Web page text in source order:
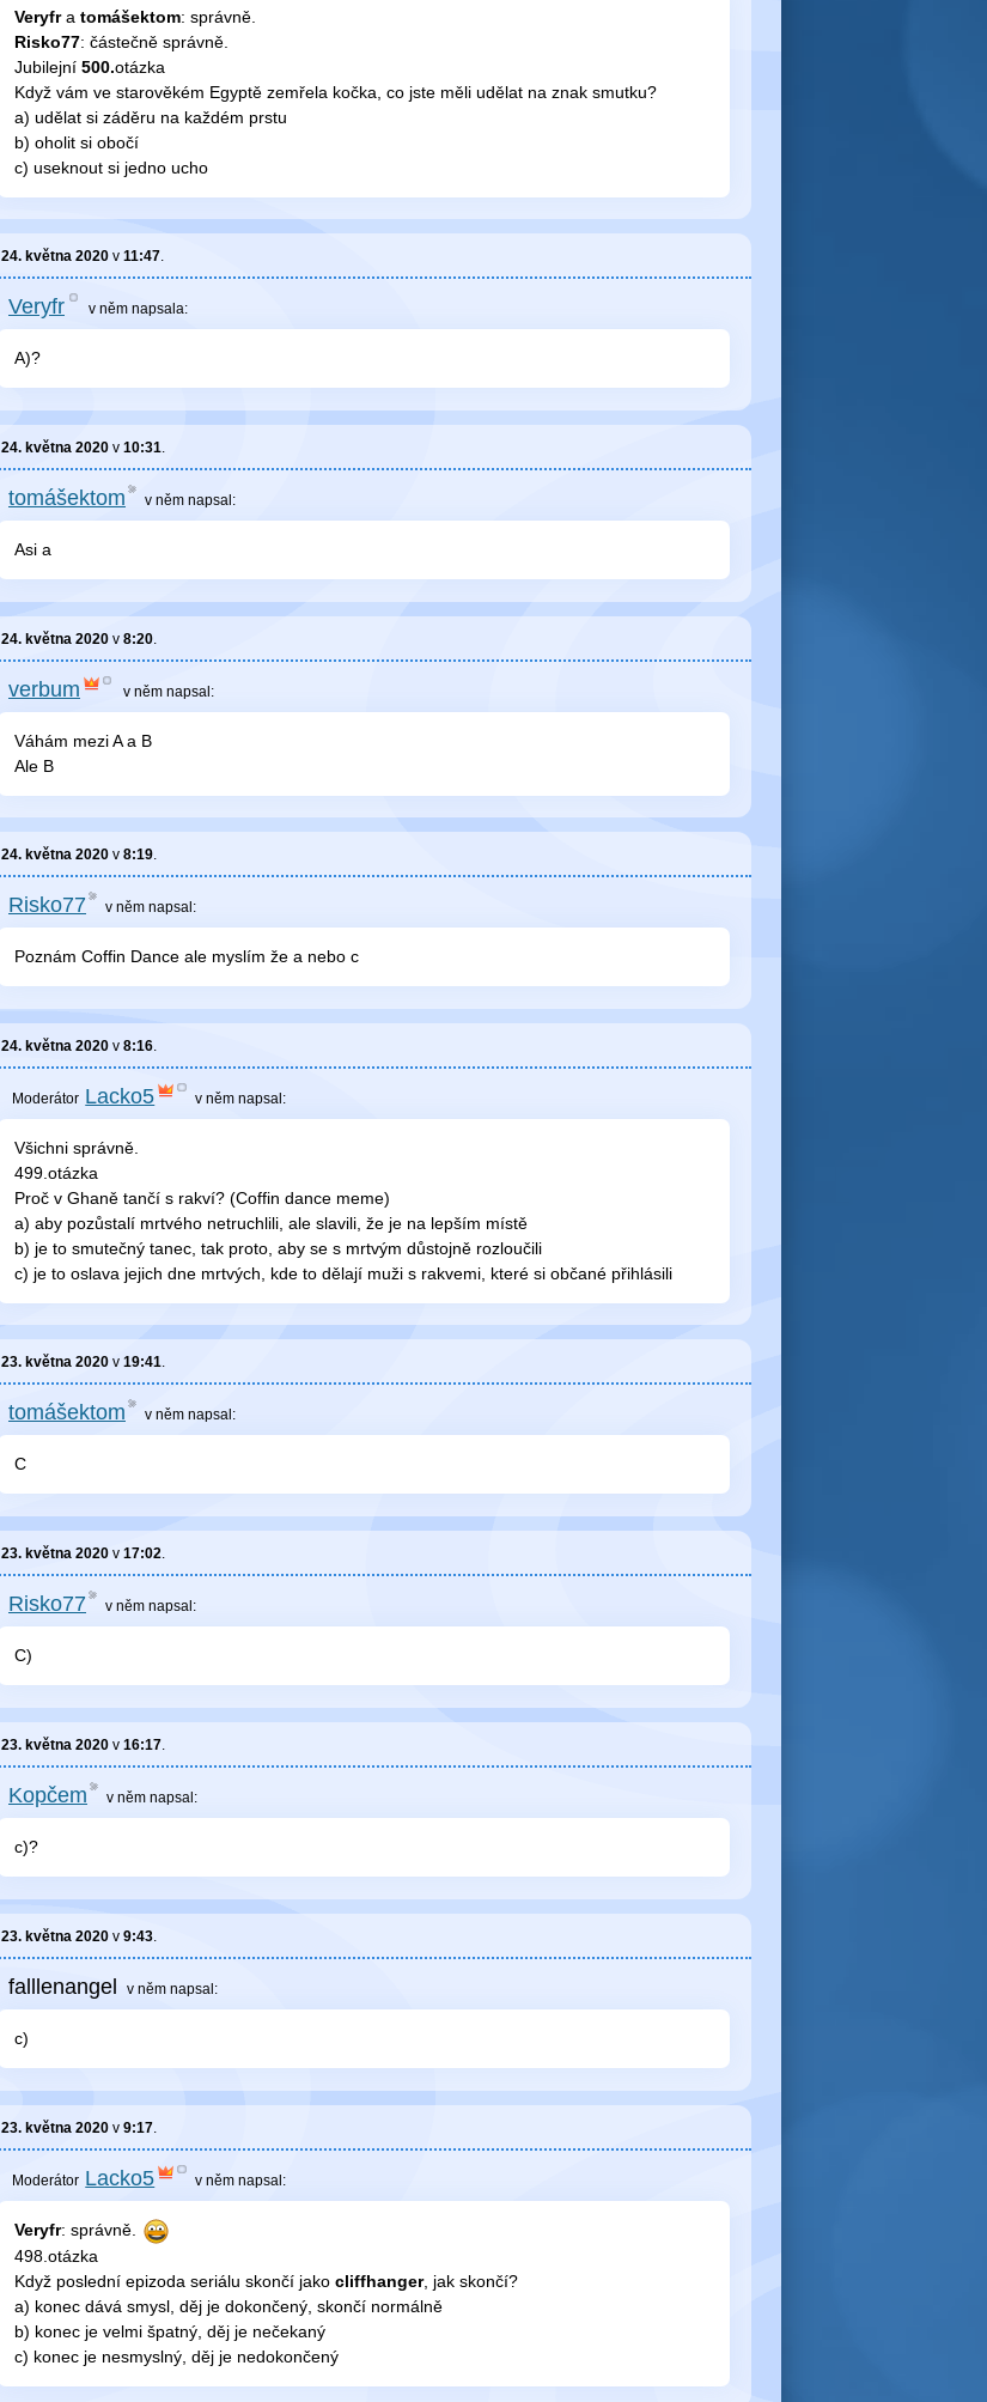
Veryfra tomášektom: správně.
Risko77: částečně správně.
Jubilejní 500.otázka
Když vám ve starověkém Egyptě zemřela kočka, co jste měli udělat na znak smutku?
a) udělat si záděru na každém prstu
b) oholit si obočí
c) useknout si jedno ucho
24. května 2020 v 11:47.
Veryfr v němnapsala:
A)?
24. května 2020 v 10:31.
tomášektom v něm napsal:
Asi a
24. května 2020 v 8:20.
verbum v něm napsal:
Váhám mezi A a B
Ale B
24. května 2020 v 8:19.
Risko77 v něm napsal:
Poznám Coffin Dance ale myslím že a nebo c
24. května 2020 v 8:16.
Lacko5 v něm napsal:
Všichni správně.
499.otázka
Proč v Ghaně tančí s rakví? (Coffin dance meme)
a) aby pozůstalí mrtvého netruchlili, ale slavili, že je na lepším místě
b) je to smutečný tanec, tak proto, aby se s mrtvým důstojně rozloučili
c) je to oslava jejich dne mrtvých, kde to dělají muži s rakvemi, které si občané přihlásili
23. května 2020 v 19:41.
tomášektom v něm napsal:
C
23. května 2020 v 17:02.
Risko77 v něm napsal:
C)
23. května 2020 v 16:17.
Kopčem v něm napsal:
c)?
23. května 2020 v 9:43.
falllenangel v něm napsal:
c)
23. května 2020 v 9:17.
Lacko5 v něm napsal:
Veryfr: správně.
498.otázka
Když poslední epizoda seriálu skončí jako cliffhanger, jak skončí?
a) konec dává smysl, děj je dokončený, skončí normálně
b) konec je velmi špatný, děj je nečekaný
c) konec je nesmyslný, děj je nedokončený